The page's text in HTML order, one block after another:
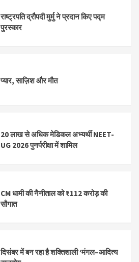
राष्ट्रपति द्रौपदी मुर्मु ने प्रदान किए पद्म
पुरस्कार
प्यार, साज़िश और मौत
20 लाख से अधिक मेडिकल अभ्यर्थी NEET-
UG 2026 पुनर्परीक्षा में शामिल
CM धामी की नैनीताल को ₹112 करोड़ की
सौगात
दिसंबर में बन रहा है शक्तिशाली ‘मंगल–आदित्य